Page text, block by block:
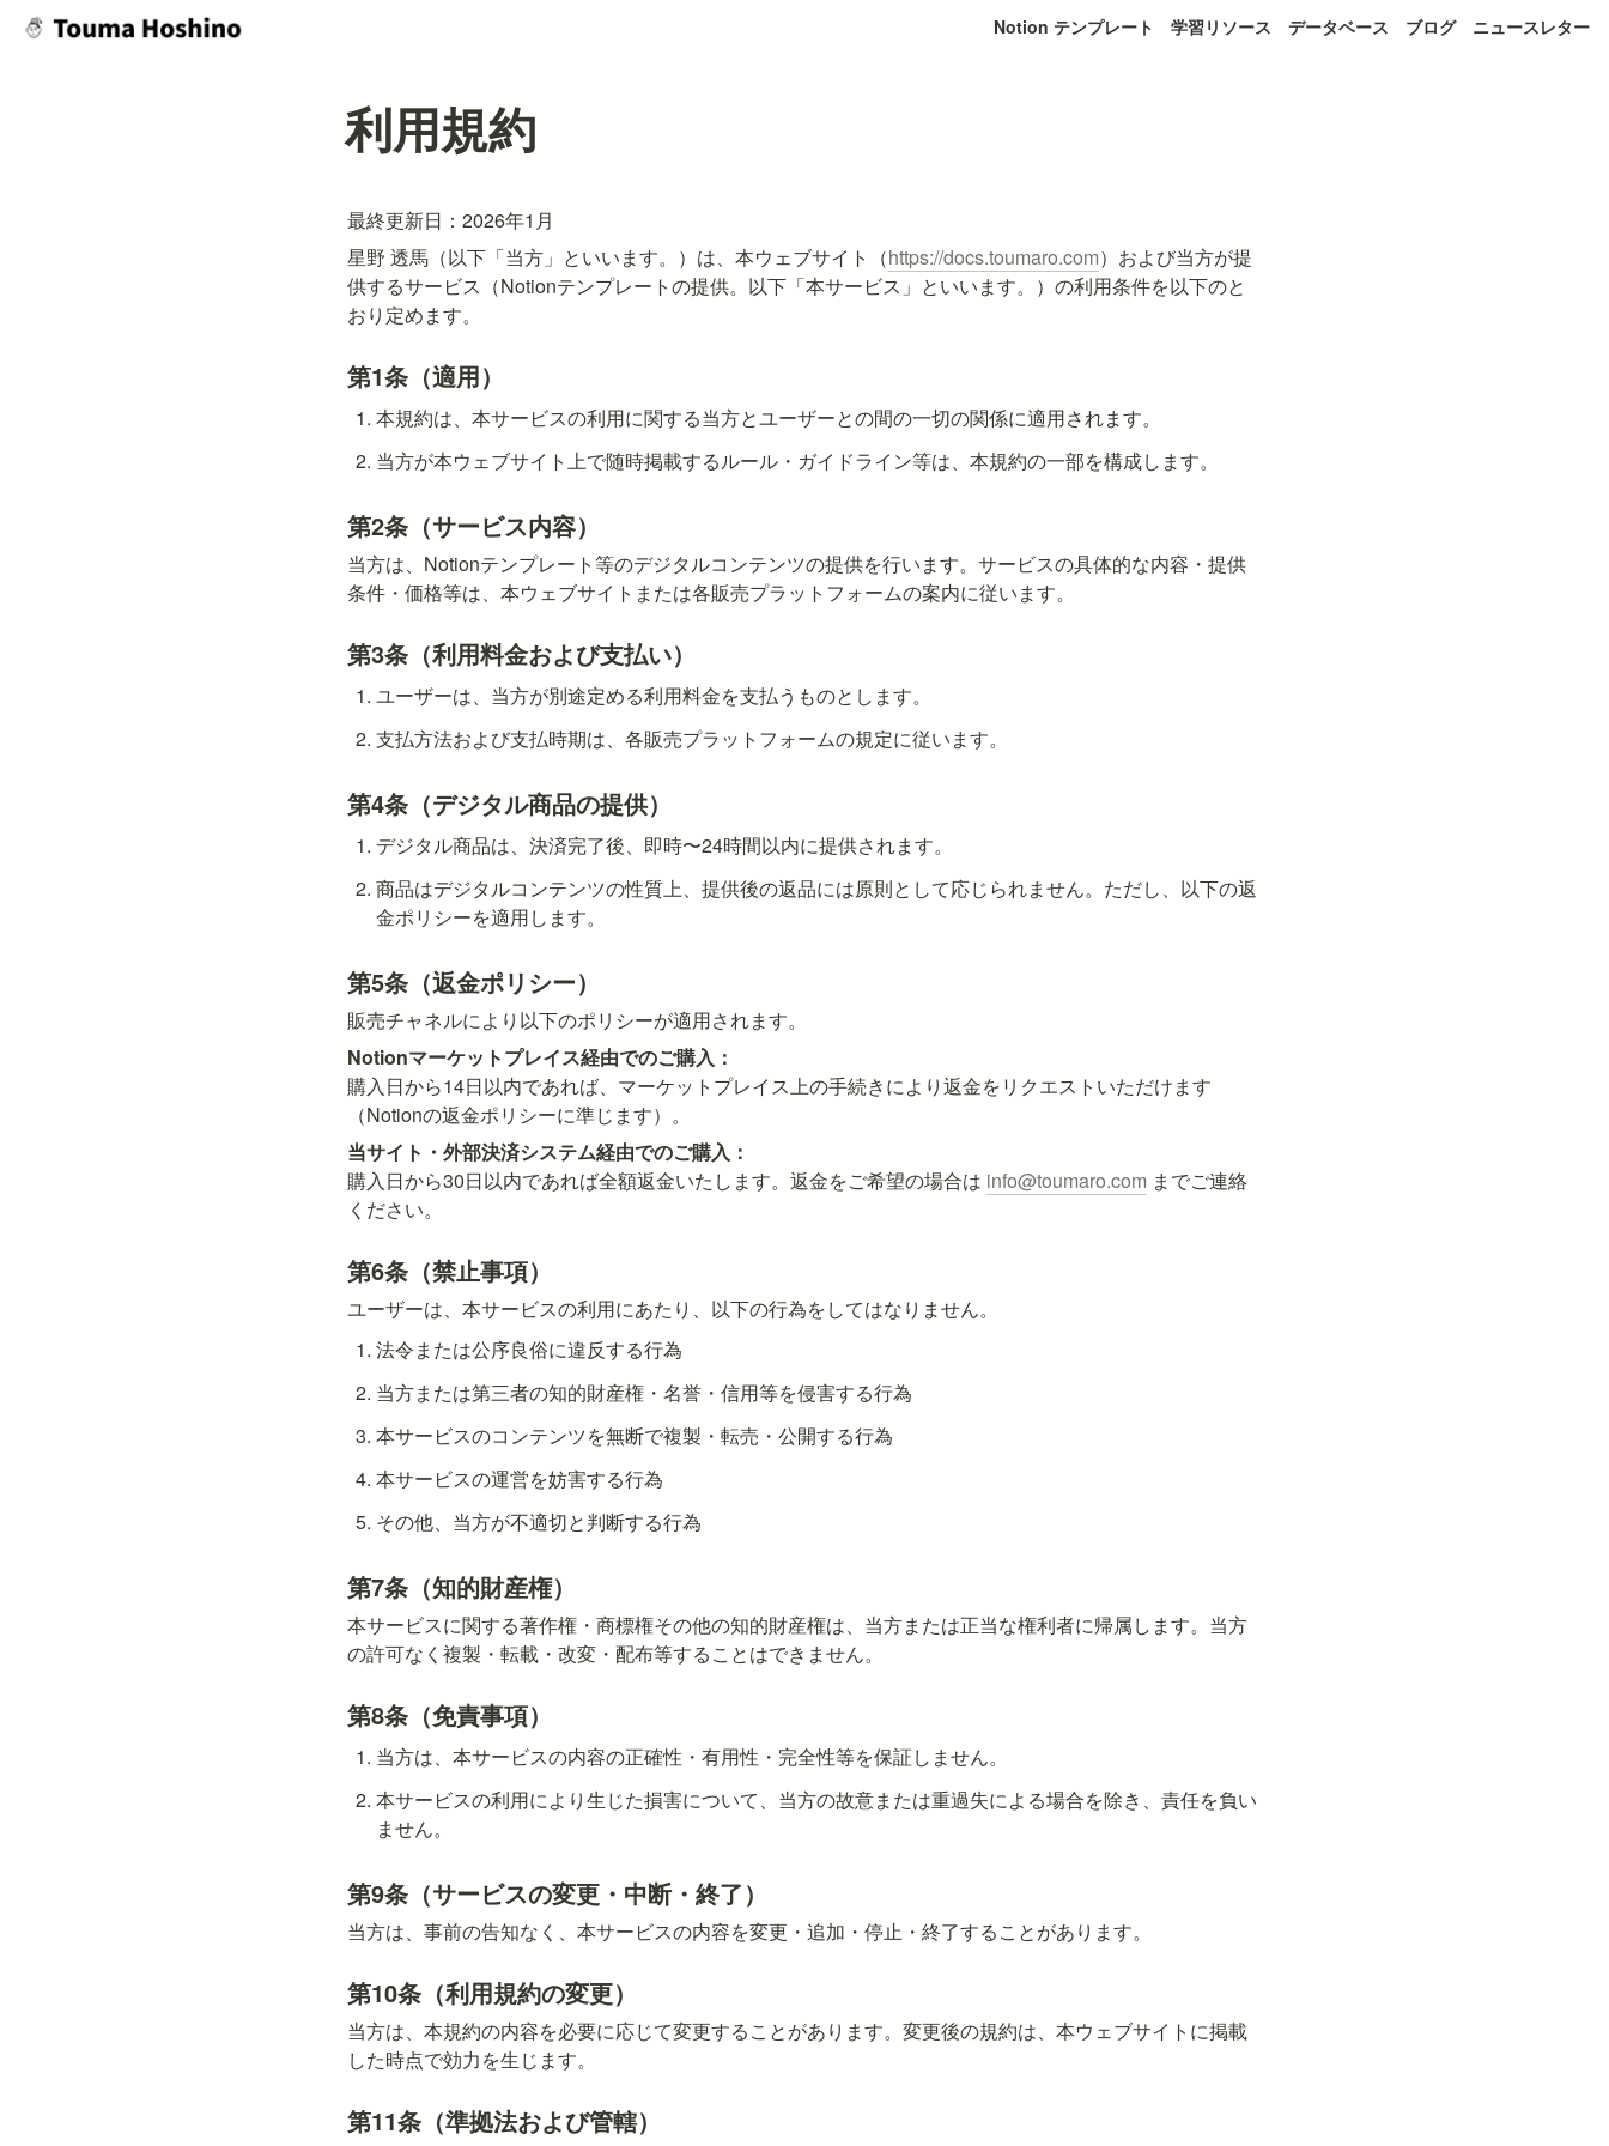
Notion テンプレート 学習リソース データベース ブログ ニュースレター
利用規約
最終更新日：2026年1月
星野 透馬（以下「当方」といいます。）は、本ウェブサイト（https://docs.toumaro.com）および当方が提
供するサービス（Notionテンプレートの提供。以下「本サービス」といいます。）の利用条件を以下のと
おり定めます。
第1条（適用）
本規約は、本サービスの利用に関する当方とユーザーとの間の一切の関係に適用されます。
当方が本ウェブサイト上で随時掲載するルール・ガイドライン等は、本規約の一部を構成します。
第2条（サービス内容）
当方は、Notionテンプレート等のデジタルコンテンツの提供を行います。サービスの具体的な内容・提供
条件・価格等は、本ウェブサイトまたは各販売プラットフォームの案内に従います。
第3条（利用料金および支払い）
ユーザーは、当方が別途定める利用料金を支払うものとします。
支払方法および支払時期は、各販売プラットフォームの規定に従います。
第4条（デジタル商品の提供）
デジタル商品は、決済完了後、即時〜24時間以内に提供されます。
商品はデジタルコンテンツの性質上、提供後の返品には原則として応じられません。ただし、以下の返
金ポリシーを適用します。
第5条（返金ポリシー）
販売チャネルにより以下のポリシーが適用されます。
Notionマーケットプレイス経由でのご購入：
購入日から14日以内であれば、マーケットプレイス上の手続きにより返金をリクエストいただけます
（Notionの返金ポリシーに準じます）。
当サイト・外部決済システム経由でのご購入：
購入日から30日以内であれば全額返金いたします。返金をご希望の場合は info@toumaro.com までご連絡
ください。
第6条（禁止事項）
ユーザーは、本サービスの利用にあたり、以下の行為をしてはなりません。
法令または公序良俗に違反する行為
当方または第三者の知的財産権・名誉・信用等を侵害する行為
本サービスのコンテンツを無断で複製・転売・公開する行為
本サービスの運営を妨害する行為
その他、当方が不適切と判断する行為
第7条（知的財産権）
本サービスに関する著作権・商標権その他の知的財産権は、当方または正当な権利者に帰属します。当方
の許可なく複製・転載・改変・配布等することはできません。
第8条（免責事項）
当方は、本サービスの内容の正確性・有用性・完全性等を保証しません。
本サービスの利用により生じた損害について、当方の故意または重過失による場合を除き、責任を負い
ません。
第9条（サービスの変更・中断・終了）
当方は、事前の告知なく、本サービスの内容を変更・追加・停止・終了することがあります。
第10条（利用規約の変更）
当方は、本規約の内容を必要に応じて変更することがあります。変更後の規約は、本ウェブサイトに掲載
した時点で効力を生じます。
第11条（準拠法および管轄）